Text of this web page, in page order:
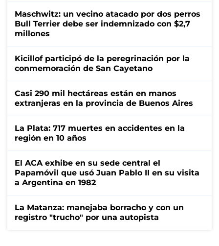
Maschwitz: un vecino atacado por dos perros
Bull Terrier debe ser indemnizado con $2,7
millones
Kicillof participó de la peregrinación por la
conmemoración de San Cayetano
Casi 290 mil hectáreas están en manos
extranjeras en la provincia de Buenos Aires
La Plata: 717 muertes en accidentes en la
región en 10 años
El ACA exhibe en su sede central el
Papamóvil que usó Juan Pablo II en su visita
a Argentina en 1982
La Matanza: manejaba borracho y con un
registro "trucho" por una autopista